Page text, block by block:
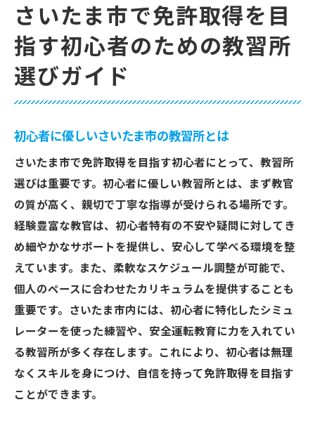
初心者におすすめのさいたま市の教習所特
長
効率的な免許取得を実現するためのさいたま市
の教習所の特長
選び方
さいたま市の教習所が提供する効率的なプ
ログラム
免許取得を効率化するための指導方法
さいたま市の教習所のスケジュールの柔軟
性
免許取得に向けた特別講座とワークショッ
プ
さいたま市で効率的に免許取得するための
教習所の特長
さいたま市で最速免許取得！時間を無駄にしな
い教習所の選び方
さいたま市で免許取得を目
指す初心者のための教習所
選びガイド
初心者に優しいさいたま市の教習所とは
さいたま市で免許取得を目指す初心者にとって、教習所
選びは重要です。初心者に優しい教習所とは、まず教官
の質が高く、親切で丁寧な指導が受けられる場所です。
経験豊富な教官は、初心者特有の不安や疑問に対してき
め細やかなサポートを提供し、安心して学べる環境を整
えています。また、柔軟なスケジュール調整が可能で、
個人のペースに合わせたカリキュラムを提供することも
重要です。さいたま市内には、初心者に特化したシミュ
レーターを使った練習や、安全運転教育に力を入れてい
る教習所が多く存在します。これにより、初心者は無理
なくスキルを身につけ、自信を持って免許取得を目指す
ことができます。